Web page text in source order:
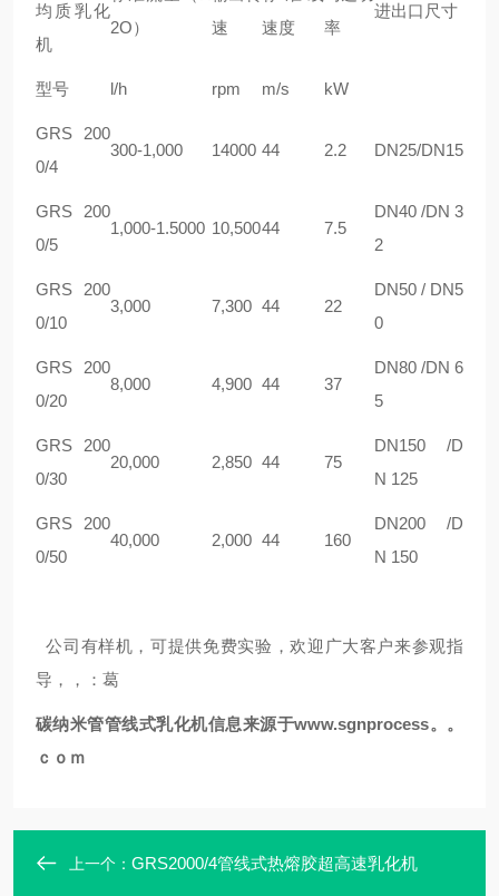
均质乳化
机
2O）
速
速度
率
进出口尺寸
型号 l/h rpm m/s kW
GRS 200
0/4
300-1,000 14000 44 2.2 DN25/DN15
GRS 200
0/5
1,000-1.5000 10,50044 7.5
DN40 /DN 3
2
GRS 200
0/10
3,000 7,300 44 22
DN50 / DN5
0
GRS 200
0/20
8,000 4,900 44 37
DN80 /DN 6
5
GRS 200
0/30
20,000 2,850 44 75
DN150 /D
N 125
GRS 200
0/50
40,000 2,000 44 160
DN200 /D
N 150
公司有样机，可提供免费实验，欢迎广大客户来参观指
导，，：葛
碳纳米管管线式乳化机信息来源于www.sgnprocess。。
ｃｏｍ
上一个： GRS2000/4管线式热熔胶超高速乳化机